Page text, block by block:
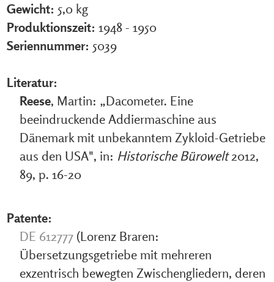
Gewicht: 5,0 kg
Produktionszeit: 1948 - 1950
Seriennummer: 5039
Literatur:
Reese, Martin: „Dacometer. Eine
beeindruckende Addiermaschine aus
Dänemark mit unbekanntem Zykloid-Getriebe
aus den USA", in: Historische Bürowelt2012,
89, p. 16-20
Patente:
DE 612777(Lorenz Braren:
Übersetzungsgetriebe mit mehreren
exzentrisch bewegten Zwischengliedern, deren